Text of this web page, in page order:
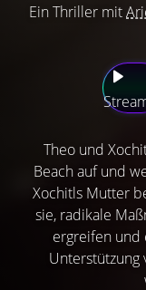
Ein Thriller mit
Theo und
Beach auf und
Xochitls Mutter
sie, radikale
ergreifen und
Unterstützung